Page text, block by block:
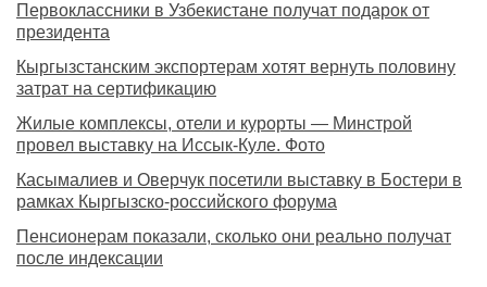
Первоклассники в Узбекистане получат подарок от
президента
Кыргызстанским экспортерам хотят вернуть половину
затрат на сертификацию
Жилые комплексы, отели и курорты — Минстрой
провел выставку на Иссык-Куле. Фото
Касымалиев и Оверчук посетили выставку в Бостери в
рамках Кыргызско-российского форума
Пенсионерам показали, сколько они реально получат
после индексации